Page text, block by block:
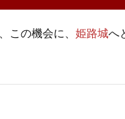
この機会に、 姫路城へ